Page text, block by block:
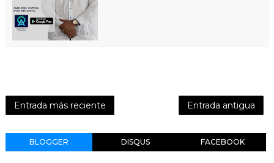
Entrada más reciente Entrada antigua
BLOGGER DISQUS FACEBOOK